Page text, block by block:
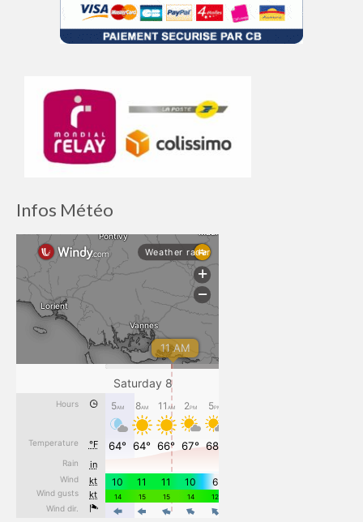
Infos Météo